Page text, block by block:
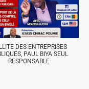
DES ENTREPRISES
PAUL BIYA SEUL
RESPONSABLE